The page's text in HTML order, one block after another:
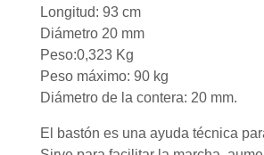
Longitud: 93 cm
Diámetro 20 mm
Peso:0,323 Kg
Peso máximo: 90 kg
Diámetro de la contera: 20 mm.
El bastón es una ayuda técnica